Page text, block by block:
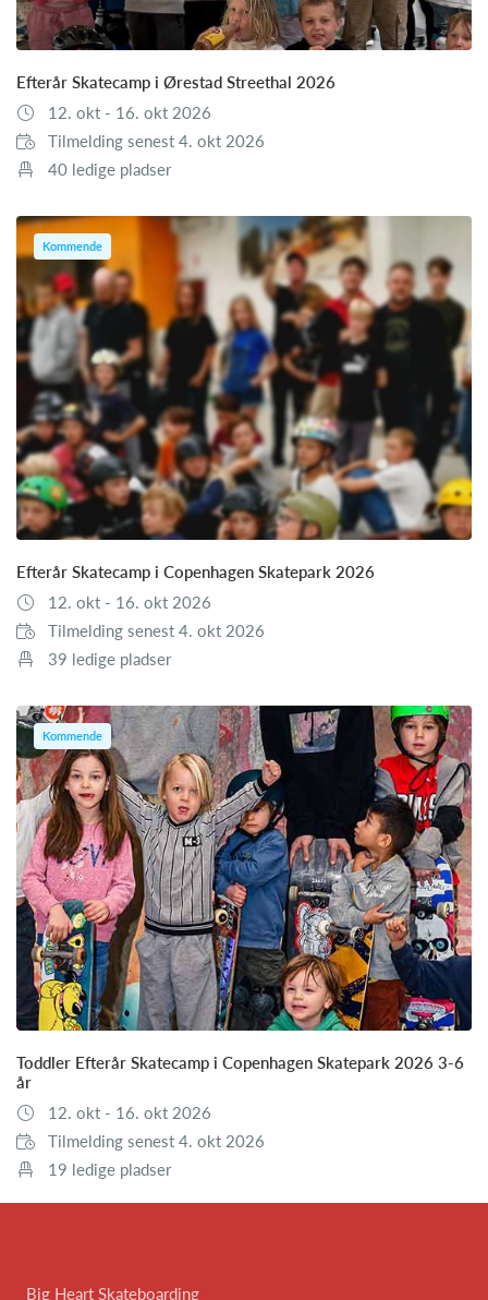
Efterår Skatecamp i Ørestad Streethal 2026
12. okt - 16. okt 2026
Tilmelding senest 4. okt 2026
40 ledige pladser
Kommende
Efterår Skatecamp i Copenhagen Skatepark 2026
12. okt - 16. okt 2026
Tilmelding senest 4. okt 2026
39 ledige pladser
Kommende
Toddler Efterår Skatecamp i Copenhagen Skatepark 2026 3-6
år
12. okt - 16. okt 2026
Tilmelding senest 4. okt 2026
19 ledige pladser
Big Heart Skateboarding